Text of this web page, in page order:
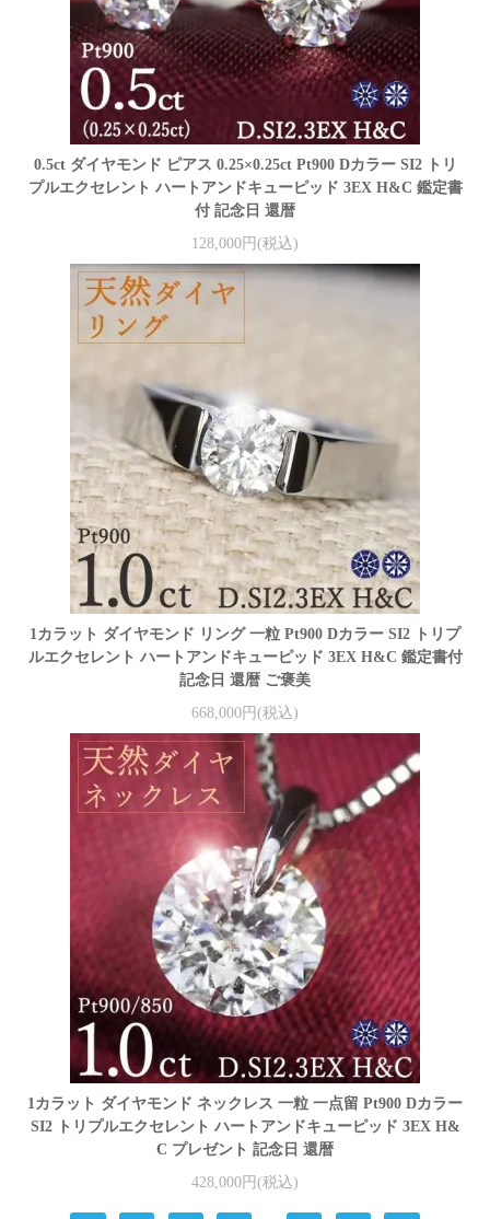
0.5ct ダイヤモンド ピアス 0.25×0.25ct Pt900 Dカラー SI2 トリ
プルエクセレント ハートアンドキューピッド 3EX H&C 鑑定書
付 記念日 還暦
128,000円(税込)
1カラット ダイヤモンド リング 一粒 Pt900 Dカラー SI2 トリプ
ルエクセレント ハートアンドキューピッド 3EX H&C 鑑定書付
記念日 還暦 ご褒美
668,000円(税込)
1カラット ダイヤモンド ネックレス 一粒 一点留 Pt900 Dカラー
SI2 トリプルエクセレント ハートアンドキューピッド 3EX H&
C プレゼント 記念日 還暦
428,000円(税込)